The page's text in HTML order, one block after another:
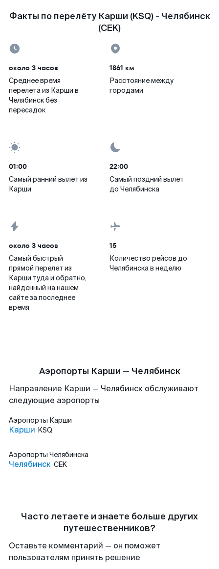
Факты по перелёту Карши (KSQ) - Челябинск
(CEK)
около 3 часов
Среднее время
перелета из Карши в
Челябинск без
пересадок
1861 км
Расстояние между
городами
01:00
Самый ранний вылет из
Карши
22:00
Самый поздний вылет
до Челябинска
около 3 часов
Самый быстрый
прямой перелет из
Карши туда и обратно,
найденный на нашем
сайте за последнее
время
15
Количество рейсов до
Челябинска в неделю
Аэропорты Карши — Челябинск
Направление Карши — Челябинск обслуживают
следующие аэропорты
Аэропорты Карши
Карши KSQ
Аэропорты Челябинска
Челябинск CEK
Часто летаете и знаете больше других
путешественников?
Оставьте комментарий — он поможет
пользователям принять решение